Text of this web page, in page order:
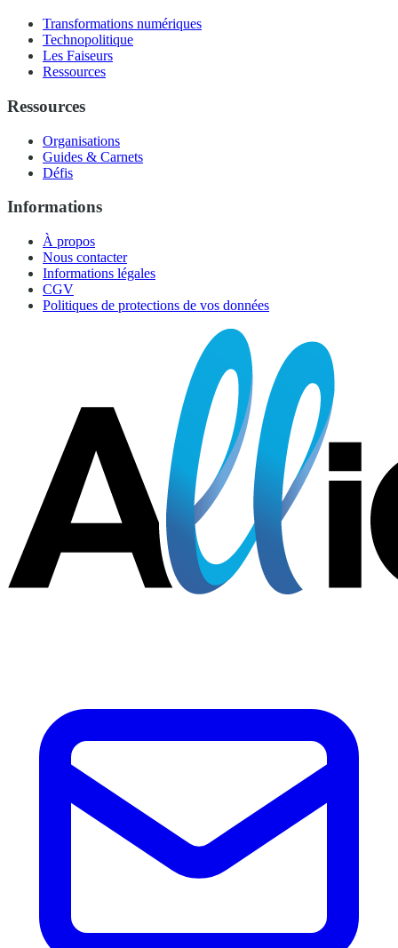
Transformations numériques
Technopolitique
Les Faiseurs
Ressources
Ressources
Organisations
Guides & Carnets
Défis
Informations
À propos
Nous contacter
Informations légales
CGV
Politiques de protections de vos données